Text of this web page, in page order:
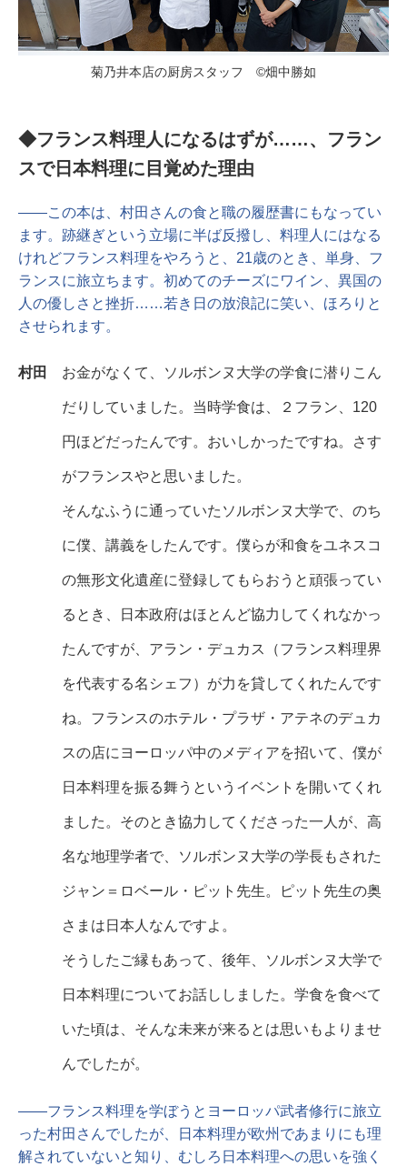
菊乃井本店の厨房スタッフ ©畑中勝如
◆フランス料理人になるはずが……、フラン
スで日本料理に目覚めた理由
――この本は、村田さんの食と職の履歴書にもなってい
ます。跡継ぎという立場に半ば反撥し、料理人にはなる
けれどフランス料理をやろうと、21歳のとき、単身、フ
ランスに旅立ちます。初めてのチーズにワイン、異国の
人の優しさと挫折……若き日の放浪記に笑い、ほろりと
させられます。
村田 お金がなくて、ソルボンヌ大学の学食に潜りこん
だりしていました。当時学食は、２フラン、120
円ほどだったんです。おいしかったですね。さす
がフランスやと思いました。
そんなふうに通っていたソルボンヌ大学で、のち
に僕、講義をしたんです。僕らが和食をユネスコ
の無形文化遺産に登録してもらおうと頑張ってい
るとき、日本政府はほとんど協力してくれなかっ
たんですが、アラン・デュカス（フランス料理界
を代表する名シェフ）が力を貸してくれたんです
ね。フランスのホテル・プラザ・アテネのデュカ
スの店にヨーロッパ中のメディアを招いて、僕が
日本料理を振る舞うというイベントを開いてくれ
ました。そのとき協力してくださった一人が、高
名な地理学者で、ソルボンヌ大学の学長もされた
ジャン＝ロベール・ピット先生。ピット先生の奥
さまは日本人なんですよ。
そうしたご縁もあって、後年、ソルボンヌ大学で
日本料理についてお話ししました。学食を食べて
いた頃は、そんな未来が来るとは思いもよりませ
んでしたが。
――フランス料理を学ぼうとヨーロッパ武者修行に旅立
った村田さんでしたが、日本料理が欧州であまりにも理
解されていないと知り、むしろ日本料理への思いを強く